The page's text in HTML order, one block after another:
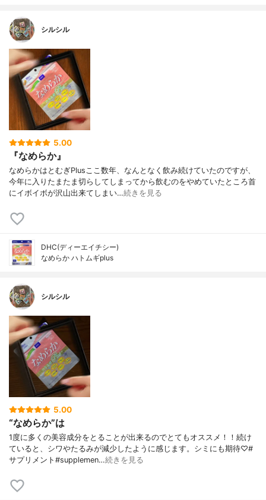
シルシル
5.00
『なめらか』
なめらかはとむぎPlusここ数年、なんとなく飲み続けていたのですが、
今年に入りたまたま切らしてしまってから飲むのをやめていたところ首
にイボイボが沢山出来てしまい…続きを見る
DHC(ディーエイチシー)
なめらか ハトムギplus
シルシル
5.00
“なめらか”は
1度に多くの美容成分をとることが出来るのでとてもオススメ！！続け
ていると、シワやたるみが減少したように感じます。シミにも期待♡#
サプリメント#supplemen…続きを見る